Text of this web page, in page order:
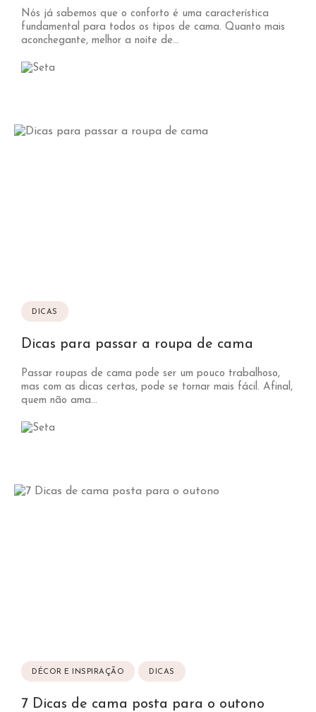
Nós já sabemos que o conforto é uma característica
fundamental para todos os tipos de cama. Quanto mais
aconchegante, melhor a noite de...
DICAS
Dicas para passar a roupa de cama
Passar roupas de cama pode ser um pouco trabalhoso,
mas com as dicas certas, pode se tornar mais fácil. Afinal,
quem não ama...
DÉCOR E INSPIRAÇÃO DICAS
7 Dicas de cama posta para o outono